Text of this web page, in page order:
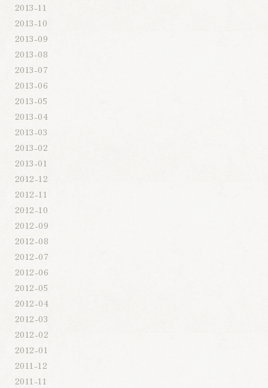
2013-11
2013-10
2013-09
2013-08
2013-07
2013-06
2013-05
2013-04
2013-03
2013-02
2013-01
2012-12
2012-11
2012-10
2012-09
2012-08
2012-07
2012-06
2012-05
2012-04
2012-03
2012-02
2012-01
2011-12
2011-11